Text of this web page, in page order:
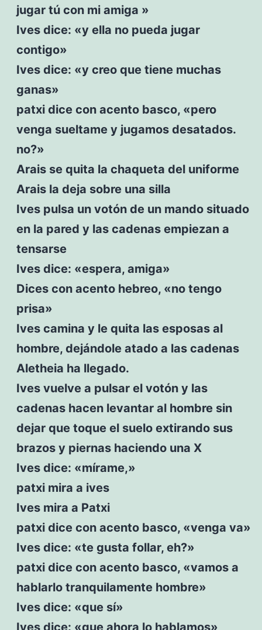
jugar tú con mi amiga »
Ives dice: «y ella no pueda jugar
contigo»
Ives dice: «y creo que tiene muchas
ganas»
patxi dice con acento basco, «pero
venga sueltame y jugamos desatados.
no?»
Arais se quita la chaqueta del uniforme
Arais la deja sobre una silla
Ives pulsa un votón de un mando situado
en la pared y las cadenas empiezan a
tensarse
Ives dice: «espera, amiga»
Dices con acento hebreo, «no tengo
prisa»
Ives camina y le quita las esposas al
hombre, dejándole atado a las cadenas
Aletheia ha llegado.
Ives vuelve a pulsar el votón y las
cadenas hacen levantar al hombre sin
dejar que toque el suelo extirando sus
brazos y piernas haciendo una X
Ives dice: «mírame,»
patxi mira a ives
Ives mira a Patxi
patxi dice con acento basco, «venga va»
Ives dice: «te gusta follar, eh?»
patxi dice con acento basco, «vamos a
hablarlo tranquilamente hombre»
Ives dice: «que sí»
Ives dice: «que ahora lo hablamos»